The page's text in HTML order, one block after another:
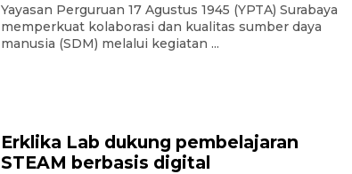
Yayasan Perguruan 17 Agustus 1945 (YPTA) Surabaya
memperkuat kolaborasi dan kualitas sumber daya
manusia (SDM) melalui kegiatan ...
Erklika Lab dukung pembelajaran
STEAM berbasis digital